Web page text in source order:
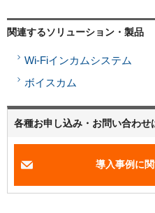
関連するソリューション・製品
Wi-Fiインカムシステム
ボイスカム
各種お申し込み・お問い合わせ
導入事例に